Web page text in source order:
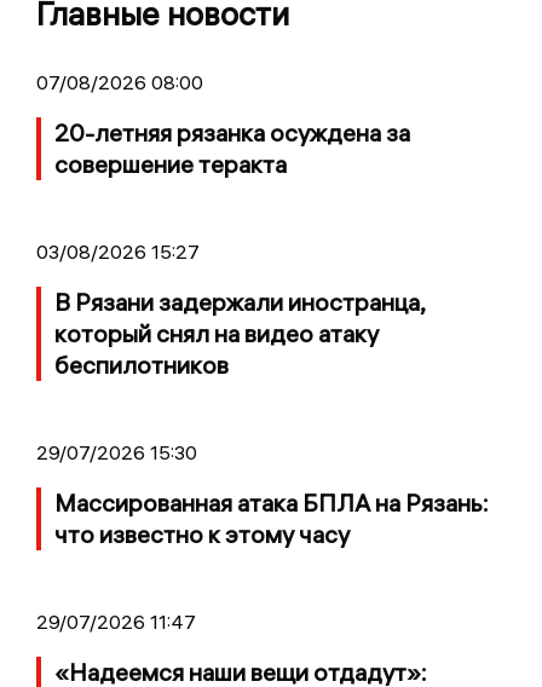
Главные новости
07/08/2026 08:00
20-летняя рязанка осуждена за
совершение теракта
03/08/2026 15:27
В Рязани задержали иностранца,
который снял на видео атаку
беспилотников
29/07/2026 15:30
Массированная атака БПЛА на Рязань:
что известно к этому часу
29/07/2026 11:47
«Надеемся наши вещи отдадут»: